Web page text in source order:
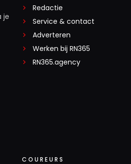
je
Redactie
Service & contact
Adverteren
Werken bij RN365
RN365.agency
COUREURS